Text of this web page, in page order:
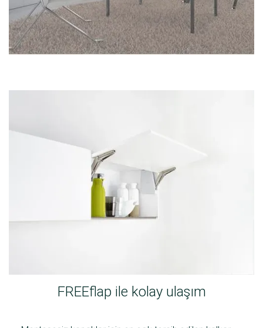
FREEflap ile kolay ulaşım